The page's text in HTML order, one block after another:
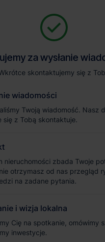
za wysłanie
skontaktujemy się z
wiadomości
Twoją wiadomość. Nasz
się z Tobą skontaktuje.
nieruchomości zbada Twoje
otrzymasz od nas przegląd
na zadane pytania.
i wizja lokalna
Cię na spotkanie, omówimy
inwestycje.
Ci pomóc. Niezależnie od
najlepszą ofertę. Napisz
za wysłanie
skontaktujemy się z
wiadomości
Twoją wiadomość. Nasz
się z Tobą skontaktuje.
nieruchomości zbada Twoje
otrzymasz od nas przegląd
na zadane pytania.
i wizja lokalna
Cię na spotkanie, omówimy
inwestycje.